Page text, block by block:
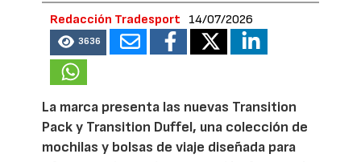
Redacción Tradesport 14/07/2026
3636
La marca presenta las nuevas Transition
Pack y Transition Duffel, una colección de
mochilas y bolsas de viaje diseñada para